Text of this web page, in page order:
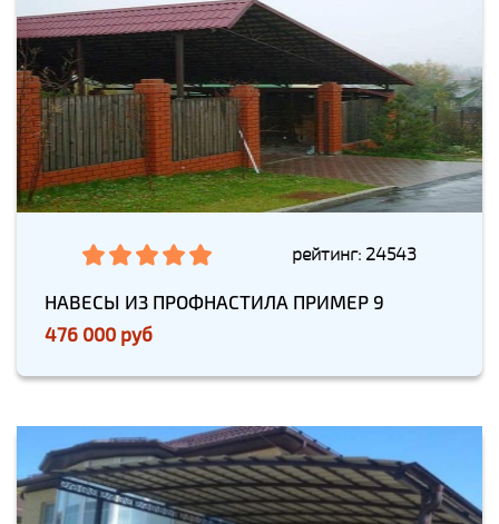
рейтинг: 24543
НАВЕСЫ ИЗ ПРОФНАСТИЛА ПРИМЕР 9
476 000 руб